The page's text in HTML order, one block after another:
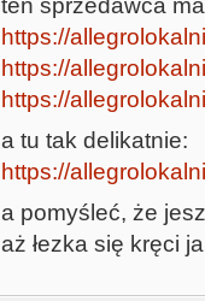
https://
https://
https://
a tu tak delikatnie:
https://
a pomyśleć, że
aż łezka się kręci